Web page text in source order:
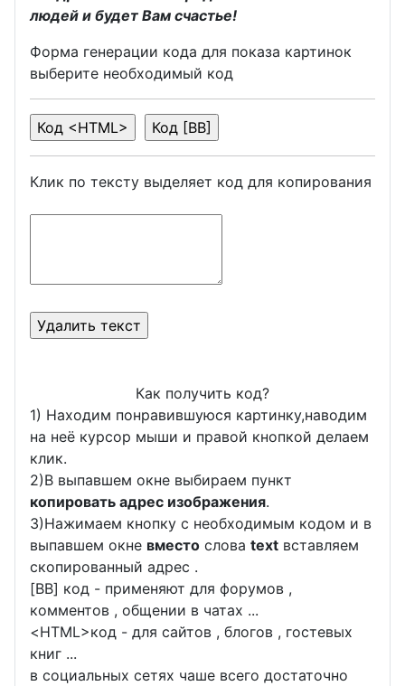
людей и будет Вам счастье!
Форма генерации кода для показа картинок
выберите необходимый код
Клик по тексту выделяет код для копирования
Как получить код?
1) Находим понравившуюся картинку,наводим
на неё курсор мыши и правой кнопкой делаем
клик.
2)В выпавшем окне выбираем пункт
копировать адрес изображения.
3)Нажимаем кнопку с необходимым кодом и в
выпавшем окне вместо слова text вставляем
скопированный адрес .
[BB] код - применяют для форумов ,
комментов , общении в чатах ...
<HTML>код - для сайтов , блогов , гостевых
книг ...
в социальных сетях чаше всего достаточно